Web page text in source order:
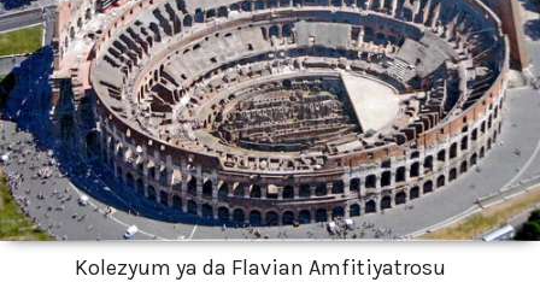
Kolezyum ya da Flavian Amfitiyatrosu